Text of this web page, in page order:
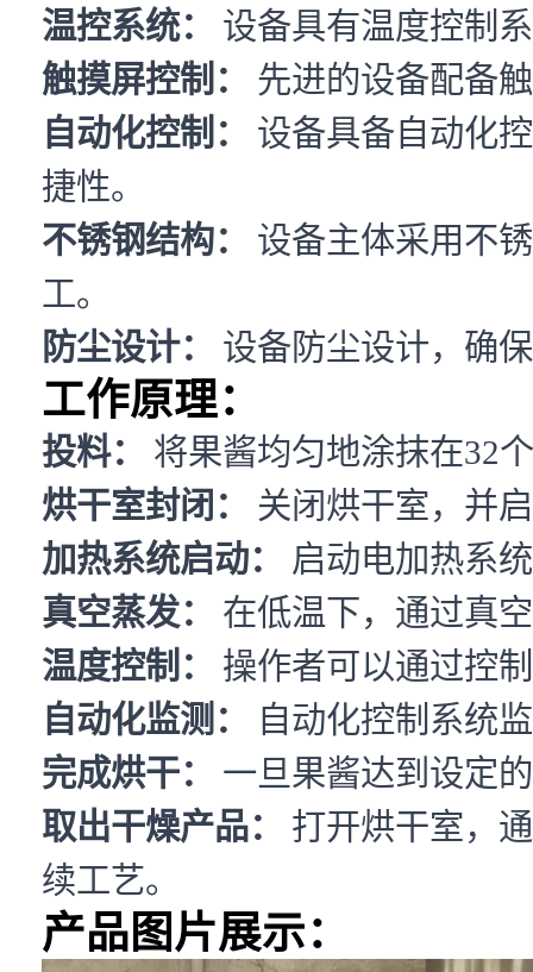
温控系统：
设备具有温度控制
触摸屏控制：
先进的设备配备
自动化控制：
设备具备自动化
捷性。
不锈钢结构：
设备主体采用不
工。
防尘设计：
设备防尘设计，确
工作原理：
投料：
将果酱均匀地涂抹在32
烘干室封闭：
关闭烘干室，并
加热系统启动：
启动电加热系
真空蒸发：
在低温下，通过真
温度控制：
操作者可以通过控
自动化监测：
自动化控制系统
完成烘干：
一旦果酱达到设定
取出干燥产品：
打开烘干室，
续工艺。
产品图片展示：